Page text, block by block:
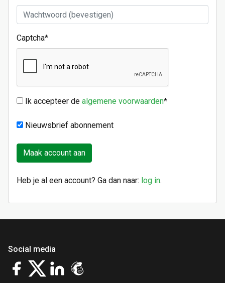
Captcha*
Ik accepteer de algemene voorwaarden*
Nieuwsbrief abonnement
Heb je al een account? Ga dan naar: log in.
Social media